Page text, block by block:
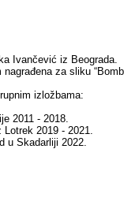
Ivančević iz Beograda.
za sliku
izložbama:
2011 - 2018.
Lotrek 2019 - 2021.
u Skadarliji 2022.